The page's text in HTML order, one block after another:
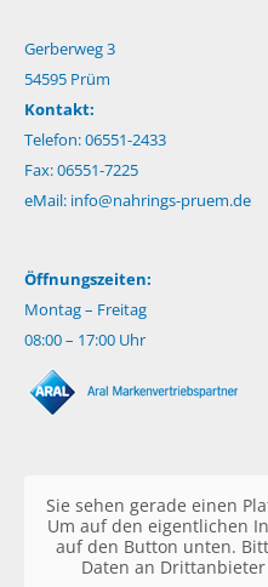
Gerberweg 3
54595 Prüm
Kontakt:
Telefon: 06551-2433
Fax: 06551-7225
eMail: info@nahrings-pruem.de
Öffnungszeiten:
Montag – Freitag
08:00 – 17:00 Uhr
Sie sehen gerade einen
Um auf den eigentlichen
auf den Button unten.
Daten an